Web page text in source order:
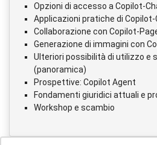
Opzioni di accesso a Copilot-
Applicazioni pratiche di Copilot-
Collaborazione con Copilot-
Generazione di immagini con
Ulteriori possibilità di utilizzo e
(panoramica)
Prospettive: Copilot Agent
Fondamenti giuridici attuali e
Workshop e scambio